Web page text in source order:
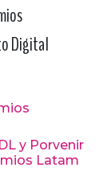
Digital
y Porvenir
Latam